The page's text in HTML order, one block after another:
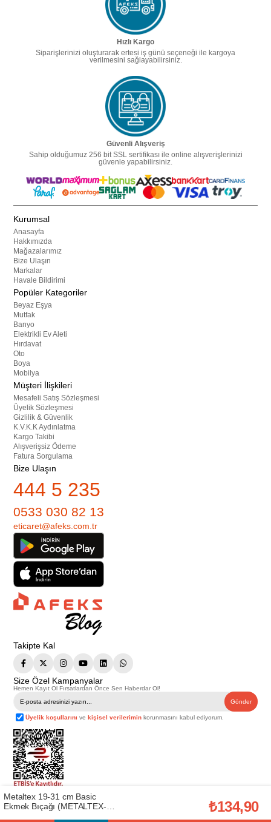
Hızlı Kargo
Siparişlerinizi oluşturarak ertesi iş günü seçeneği ile kargoya
verilmesini sağlayabilirsiniz.
Güvenli Alışveriş
Sahip olduğumuz 256 bit SSL sertifikası ile online alışverişlerinizi
güvenle yapabilirsiniz.
Kurumsal
Anasayfa
Hakkımızda
Mağazalarımız
Bize Ulaşın
Markalar
Havale Bildirimi
Popüler Kategoriler
Beyaz Eşya
Mutfak
Banyo
Elektrikli Ev Aleti
Hırdavat
Oto
Boya
Mobilya
Müşteri İlişkileri
Mesafeli Satış Sözleşmesi
Üyelik Sözleşmesi
Gizlilik & Güvenlik
K.V.K.K Aydınlatma
Kargo Takibi
Alışverişsiz Ödeme
Fatura Sorgulama
Bize Ulaşın
444 5 235
0533 030 82 13
eticaret@afeks.com.tr
Takipte Kal
Size Özel Kampanyalar
Hemen Kayıt Ol Fırsatlardan Önce Sen Haberdar Ol!
Gönder
Üyelik koşullarını vekişisel verilerimin korunmasını kabul ediyorum.
Telif Hakkı © 2026
. Tüm hakları saklıdır.
Bu web sitesindeki tüm ürünler ticari amaçlıdır. Web sitemizde yer alan
görsel ve yazılı içerikler firmamıza ait olup, firmamızın yazılı izni alınmadan
Metaltex 19-31 cm Basic
Ekmek Bıçağı (METALTEX-
₺134,90